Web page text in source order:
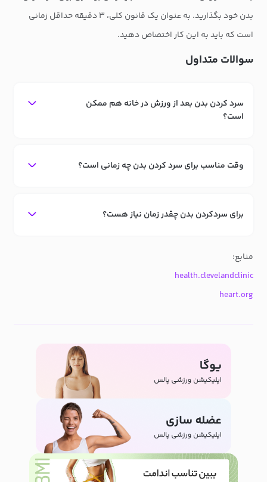
بدن خود بگذارید. به عنوان یک قانون کلی، ۳ دقیقه حداقل زمانی
است که باید به این کار اختصاص دهید.
سوالات متداول
سرد کردن بدن بعد از ورزش در خانه هم ممکن
است؟
وقت مناسب برای سرد کردن بدن چه زمانی است؟
برای سردکردن بدن چقدر زمان نیاز هست؟
منابع:
health.clevelandclinic
heart.org